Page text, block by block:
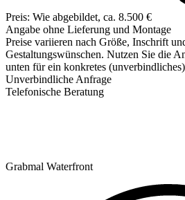
Preis: Wie abgebildet, ca. 8.500 €
Angabe ohne Lieferung und Montage
Preise variieren nach Größe, Inschrift
Gestaltungswünschen. Nutzen Sie die
unten für ein konkretes
Unverbindliche Anfrage
Telefonische Beratung
Grabmal Waterfront